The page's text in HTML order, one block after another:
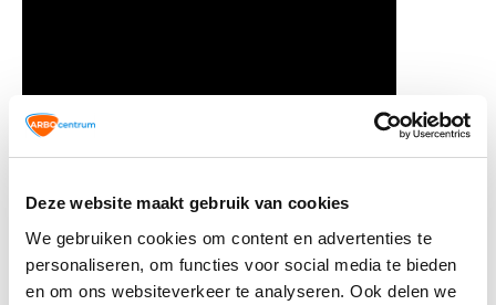
Deze website maakt gebruik van cookies
We gebruiken cookies om content en advertenties te
personaliseren, om functies voor social media te bieden
en om ons websiteverkeer te analyseren. Ook delen we